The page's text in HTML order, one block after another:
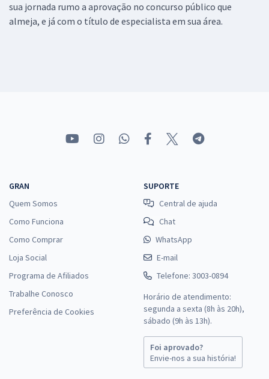
sua jornada rumo a aprovação no concurso público que
almeja, e já com o título de especialista em sua área.
GRAN
Quem Somos
Como Funciona
Como Comprar
Loja Social
Programa de Afiliados
Trabalhe Conosco
Preferência de Cookies
SUPORTE
Central de ajuda
Chat
WhatsApp
E-mail
Telefone: 3003-0894
Horário de atendimento:
segunda a sexta (8h às 20h),
sábado (9h às 13h).
Foi aprovado?
Envie-nos a sua história!